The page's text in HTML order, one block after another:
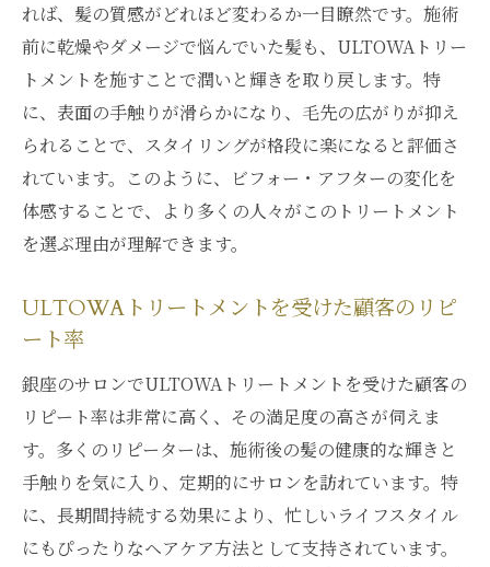
れば、髪の質感がどれほど変わるか一目瞭然です。施術
前に乾燥やダメージで悩んでいた髪も、ULTOWAトリー
トメントを施すことで潤いと輝きを取り戻します。特
に、表面の手触りが滑らかになり、毛先の広がりが抑え
られることで、スタイリングが格段に楽になると評価さ
れています。このように、ビフォー・アフターの変化を
体感することで、より多くの人々がこのトリートメント
を選ぶ理由が理解できます。
ULTOWAトリートメントを受けた顧客のリピ
ート率
銀座のサロンでULTOWAトリートメントを受けた顧客の
リピート率は非常に高く、その満足度の高さが伺えま
す。多くのリピーターは、施術後の髪の健康的な輝きと
手触りを気に入り、定期的にサロンを訪れています。特
に、長期間持続する効果により、忙しいライフスタイル
にもぴったりなヘアケア方法として支持されています。